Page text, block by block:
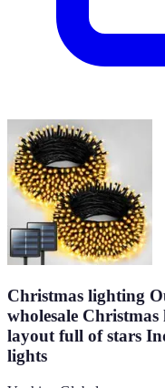
Christmas lighting
wholesale
layout full of stars
lights